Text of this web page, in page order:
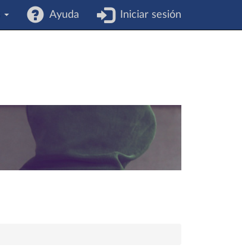
Ayuda Iniciar sesión